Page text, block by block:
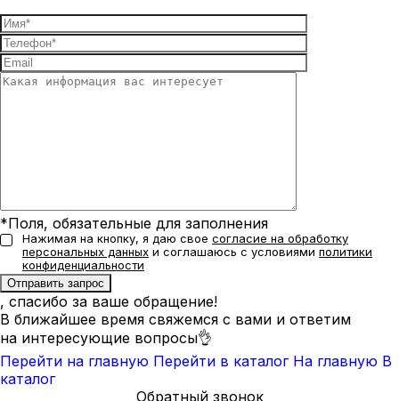
*Поля, обязательные для заполнения
Нажимая на кнопку, я даю свое согласие на обработку
персональных данных и соглашаюсь с условиями политики
конфиденциальности
, спасибо за ваше обращение!
В ближайшее время свяжемся с вами и ответим
на интересующие вопросы👌
Перейти на главную Перейти в каталог На главную В
каталог
Обратный звонок